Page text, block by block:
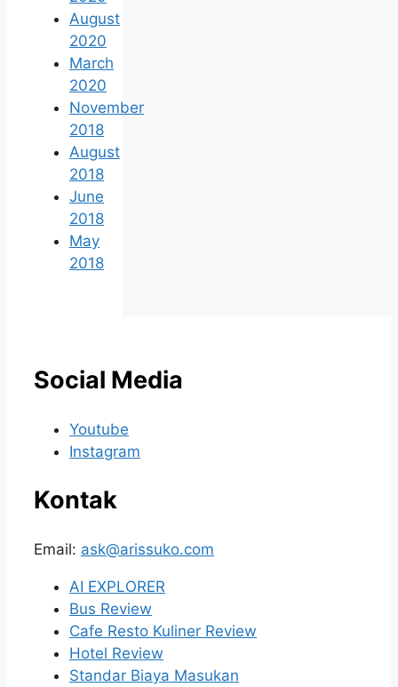
August
2020
March
2020
November
2018
August
2018
June
2018
May
2018
Social Media
Youtube
Instagram
Kontak
Email: ask@arissuko.com
AI EXPLORER
Bus Review
Cafe Resto Kuliner Review
Hotel Review
Standar Biaya Masukan